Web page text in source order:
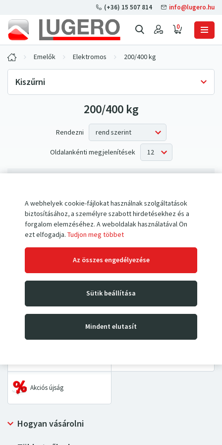
A webhelyek cookie-fájlokat használnak szolgáltatások
biztosításához, a személyre szabott hirdetésekhez és a
forgalom elemzéséhez. A weboldalak használatával Ön
ezt elfogadja. Tudjon meg többet
Az összes engedélyezése
Sütik beállítása
Mindent elutasít
0
(+36) 15 507 814 info@lugero.hu
Emelők Elektromos 200/400 kg
Kiszűrni
200/400 kg
Rendezni
Oldalankénti megjelenítések
Kézi villás raklapemelők Magasemelő targoncák
padozatok
Kéziláncos emelők
Akciós újság
Hogyan vásárolni
Szállítás és fizetési mód